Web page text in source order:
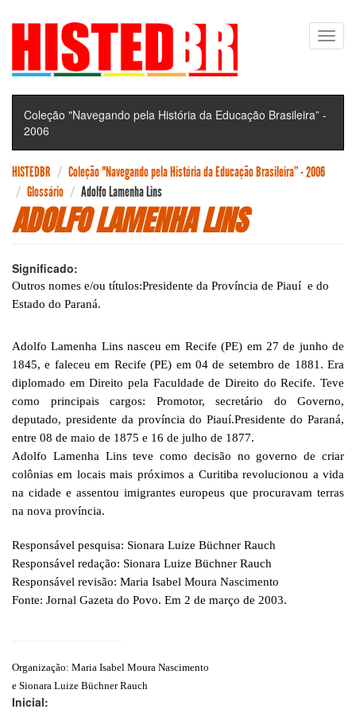
Pular
conteúdo
Coleção "Navegando pela História da Educação Brasileira” -
2006
HISTEDBR
Coleção "Navegando pela História da Educação Brasileira” - 2006
Glossário
Adolfo Lamenha Lins
ADOLFO LAMENHA LINS
Significado:
Outros nomes e/ou títulos:Presidente da Província de Piauí e do
Estado do Paraná.
Adolfo Lamenha Lins nasceu em Recife (PE) em 27 de junho de
1845, e faleceu em Recife (PE) em 04 de setembro de 1881. Era
diplomado em Direito pela Faculdade de Direito do Recife. Teve
como principais cargos: Promotor, secretário do Governo,
deputado, presidente da província do Piauí.Presidente do Paraná,
entre 08 de maio de 1875 e 16 de julho de 1877.
Adolfo Lamenha Lins teve como decisão no governo de criar
colônias em locais mais próximos a Curitiba revolucionou a vida
na cidade e assentou imigrantes europeus que procuravam terras
na nova província.
Responsável pesquisa: Sionara Luize Büchner Rauch
Responsável redação: Sionara Luize Büchner Rauch
Responsável revisão: Maria Isabel Moura Nascimento
Fonte: Jornal Gazeta do Povo. Em 2 de março de 2003.
Organização: Maria Isabel Moura Nascimento
e Sionara Luize Büchner Rauch
Inicial: